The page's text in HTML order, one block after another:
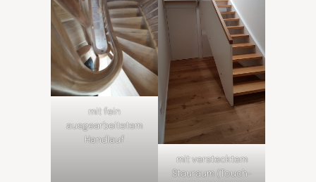
mit fein
ausgearbeitetem
Handlauf
mit verstecktem
Stauraum (Touch-